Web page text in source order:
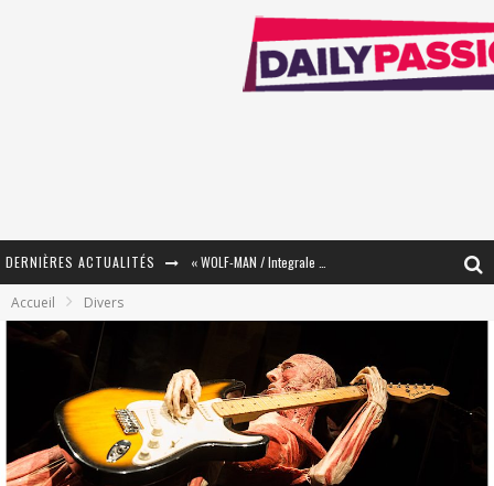
DERNIÈRES ACTUALITÉS
« WOLF-MAN / Integrale Tomes 1 et 2 » - Cruelle Vengeance !
« The Broken Ring / This Mariage Will Fail Anyway » (Tome 2) – Préparer sa vengeance…
« Le Béton et le Bambou / Propositions pour Mayotte et le Monde. » - Améliorations !
Star Fox
PsyRiver 2026 : la magie revient sur les rives de l’Aar
Accueil Divers